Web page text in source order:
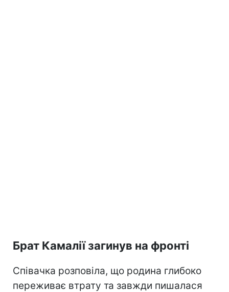
Брат Камалії загинув на фронті
Співачка розповіла, що родина глибоко
переживає втрату та завжди пишалася